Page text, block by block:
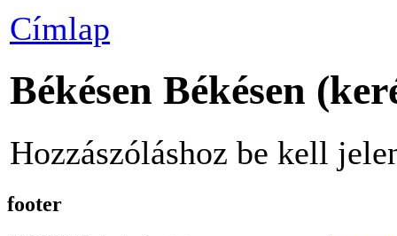
Címlap
Békésen Békésen
Hozzászóláshoz be kell
footer